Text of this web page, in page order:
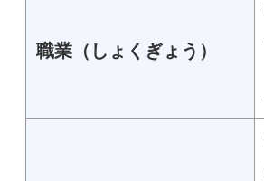
職業（しょくぎょう）